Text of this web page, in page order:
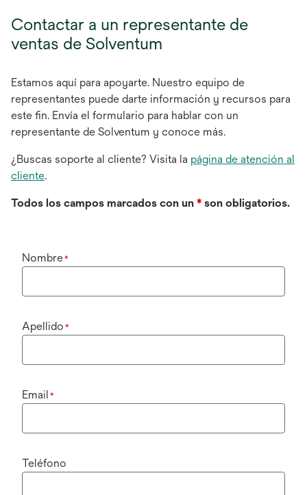
Contactar a un representante de
ventas de Solventum
Estamos aquí para apoyarte. Nuestro equipo de
representantes puede darte información y recursos para
este fin. Envía el formulario para hablar con un
representante de Solventum y conoce más.
¿Buscas soporte al cliente? Visita la página de atención al
cliente.
Todos los campos marcados con un * son obligatorios.
Nombre*
Apellido *
Email *
Teléfono